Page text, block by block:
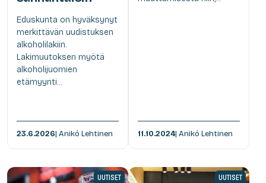
Eduskunta on hyväksynyt
merkittävän uudistuksen
alkoholilakiin.
Lakimuutoksen myötä
alkoholijuomien
etämyynti...
23.6.2026| Anikó Lehtinen 11.10.2024| Anikó Lehtinen
UUTISET UUTISET